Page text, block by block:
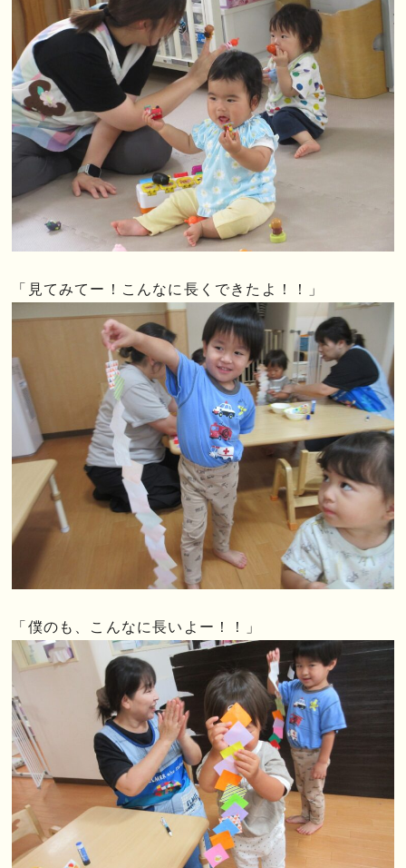
「見てみてー！こんなに長くできたよ！！」
「僕のも、こんなに長いよー！！」